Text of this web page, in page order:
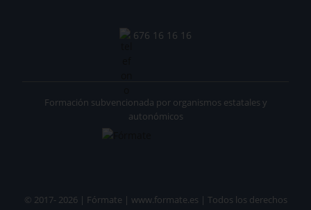
676 16 16 16
© 2017- 2026 | Fórmate | www.formate.es | Todos los derechos
Formación subvencionada por organismos estatales y
autonómicos